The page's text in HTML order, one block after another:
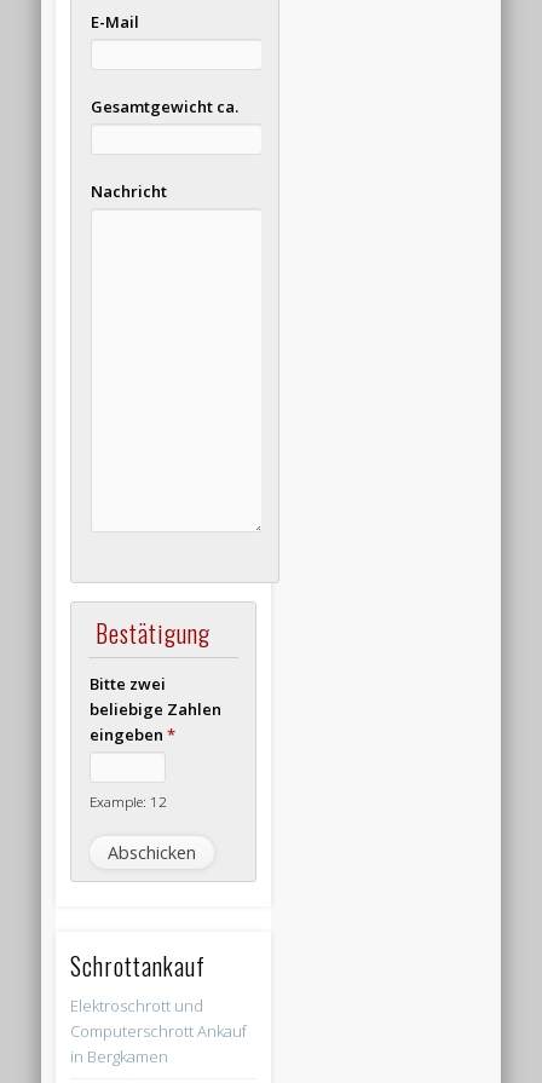
E-Mail
Gesamtgewicht ca.
Nachricht
Bestätigung
Bitte zwei
beliebige Zahlen
eingeben*
Example: 12
Schrottankauf
Elektroschrott und
Computerschrott Ankauf
in Bergkamen